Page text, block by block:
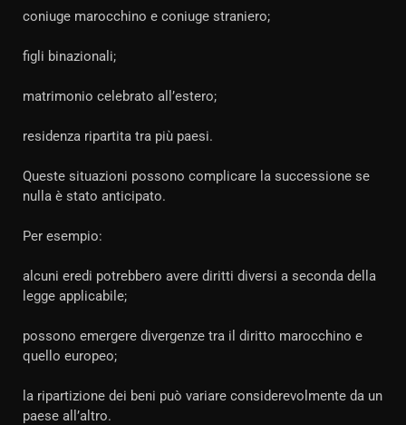
coniuge marocchino e coniuge straniero;
figli binazionali;
matrimonio celebrato all’estero;
residenza ripartita tra più paesi.
Queste situazioni possono complicare la successione se
nulla è stato anticipato.
Per esempio:
alcuni eredi potrebbero avere diritti diversi a seconda della
legge applicabile;
possono emergere divergenze tra il diritto marocchino e
quello europeo;
la ripartizione dei beni può variare considerevolmente da un
paese all’altro.